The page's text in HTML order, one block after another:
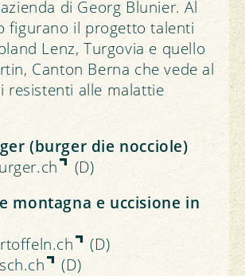
di Georg Blunier. Al
figurano il progetto talenti
Lenz, Turgovia e quello
Canton Berna che vede al
resistenti alle malattie
(burger die nocciole)
(D)
montagna e uccisione in
(D)
(D)